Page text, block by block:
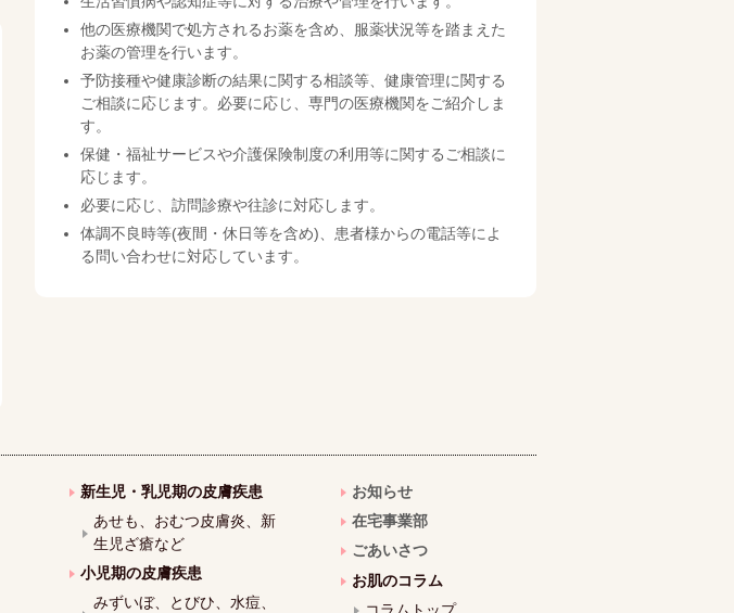
他の医療機関で処方されるお薬を含め、服薬状況等を踏まえた
お薬の管理を行います。
予防接種や健康診断の結果に関する相談等、健康管理に関する
ご相談に応じます。必要に応じ、専門の医療機関をご紹介しま
す。
保健・福祉サービスや介護保険制度の利用等に関するご相談に
応じます。
必要に応じ、訪問診療や往診に対応します。
体調不良時等(夜間・休日等を含め)、患者様からの電話等によ
る問い合わせに対応しています。
新生児・乳児期の皮膚疾患
あせも、おむつ皮膚炎、新
生児ざ瘡など
小児期の皮膚疾患
みずいぼ、とびひ、水痘、
お知らせ
在宅事業部
ごあいさつ
お肌のコラム